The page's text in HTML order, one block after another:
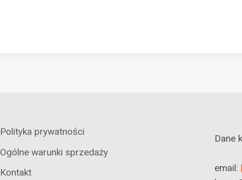
Polityka prywatności
Ogólne warunki sprzedaży
Kontakt
Dane
email: